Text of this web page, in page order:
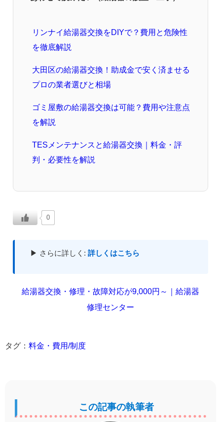
リンナイ給湯器交換をDIYで？費用と危険性
を徹底解説
大田区の給湯器交換！助成金で安く済ませる
プロの業者選びと相場
ゴミ屋敷の給湯器交換は可能？費用や注意点
を解説
TESメンテナンスと給湯器交換｜料金・評
判・必要性を解説
0
▶ さらに詳しく: 詳しくはこちら
給湯器交換・修理・故障対応が9,000円～｜給湯器
修理センター
タグ： 料金・費用/制度
この記事の執筆者